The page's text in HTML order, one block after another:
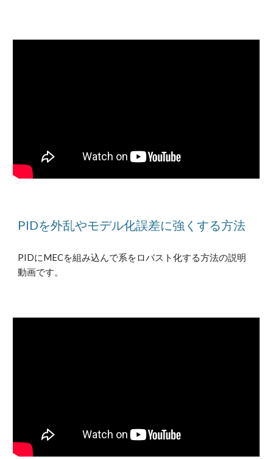
PIDを外乱やモデル化誤差に強くする方法
PIDにMECを組み込んで系をロバスト化する方法の説明
動画です。